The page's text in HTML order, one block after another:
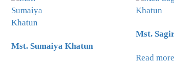
Mst. Sumaiya Khatun
Mst.
Read more